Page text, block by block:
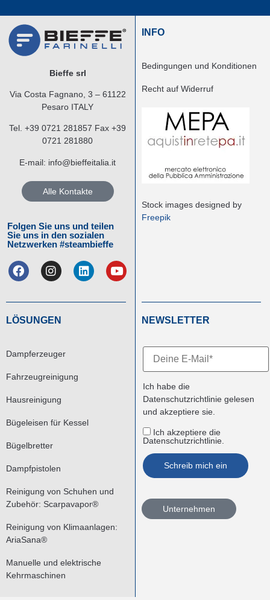
Bieffe srl
Via Costa Fagnano, 3 – 61122
Pesaro ITALY
Tel. +39 0721 281857 Fax +39
0721 281880
E-mail: info@bieffeitalia.it
Alle Kontakte
Folgen Sie uns und teilen
Sie uns in den sozialen
Netzwerken #steambieffe
INFO
Bedingungen und Konditionen
Recht auf Widerruf
Stock images designed by
Freepik
LÖSUNGEN
Dampferzeuger
Fahrzeugreinigung
Hausreinigung
Bügeleisen für Kessel
Bügelbretter
Dampfpistolen
Reinigung von Schuhen und
Zubehör: Scarpavapor®
Reinigung von Klimaanlagen:
AriaSana®
Manuelle und elektrische
Kehrmaschinen
NEWSLETTER
Ich habe die
Datenschutzrichtlinie gelesen
und akzeptiere sie.
Ich akzeptiere die
Datenschutzrichtlinie.
Unternehmen